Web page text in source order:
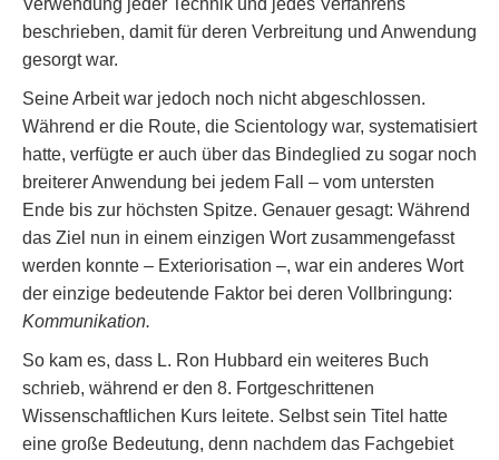
Verwendung jeder Technik und jedes Verfahrens
beschrieben, damit für deren Verbreitung und Anwendung
gesorgt war.
Seine Arbeit war jedoch noch nicht abgeschlossen.
Während er die Route, die Scientology war, systematisiert
hatte, verfügte er auch über das Bindeglied zu sogar noch
breiterer Anwendung bei jedem Fall – vom untersten
Ende bis zur höchsten Spitze. Genauer gesagt: Während
das Ziel nun in einem einzigen Wort zusammengefasst
werden konnte – Exteriorisation –, war ein anderes Wort
der einzige bedeutende Faktor bei deren Vollbringung:
Kommunikation.
So kam es, dass L. Ron Hubbard ein weiteres Buch
schrieb, während er den 8. Fortgeschrittenen
Wissenschaftlichen Kurs leitete. Selbst sein Titel hatte
eine große Bedeutung, denn nachdem das Fachgebiet